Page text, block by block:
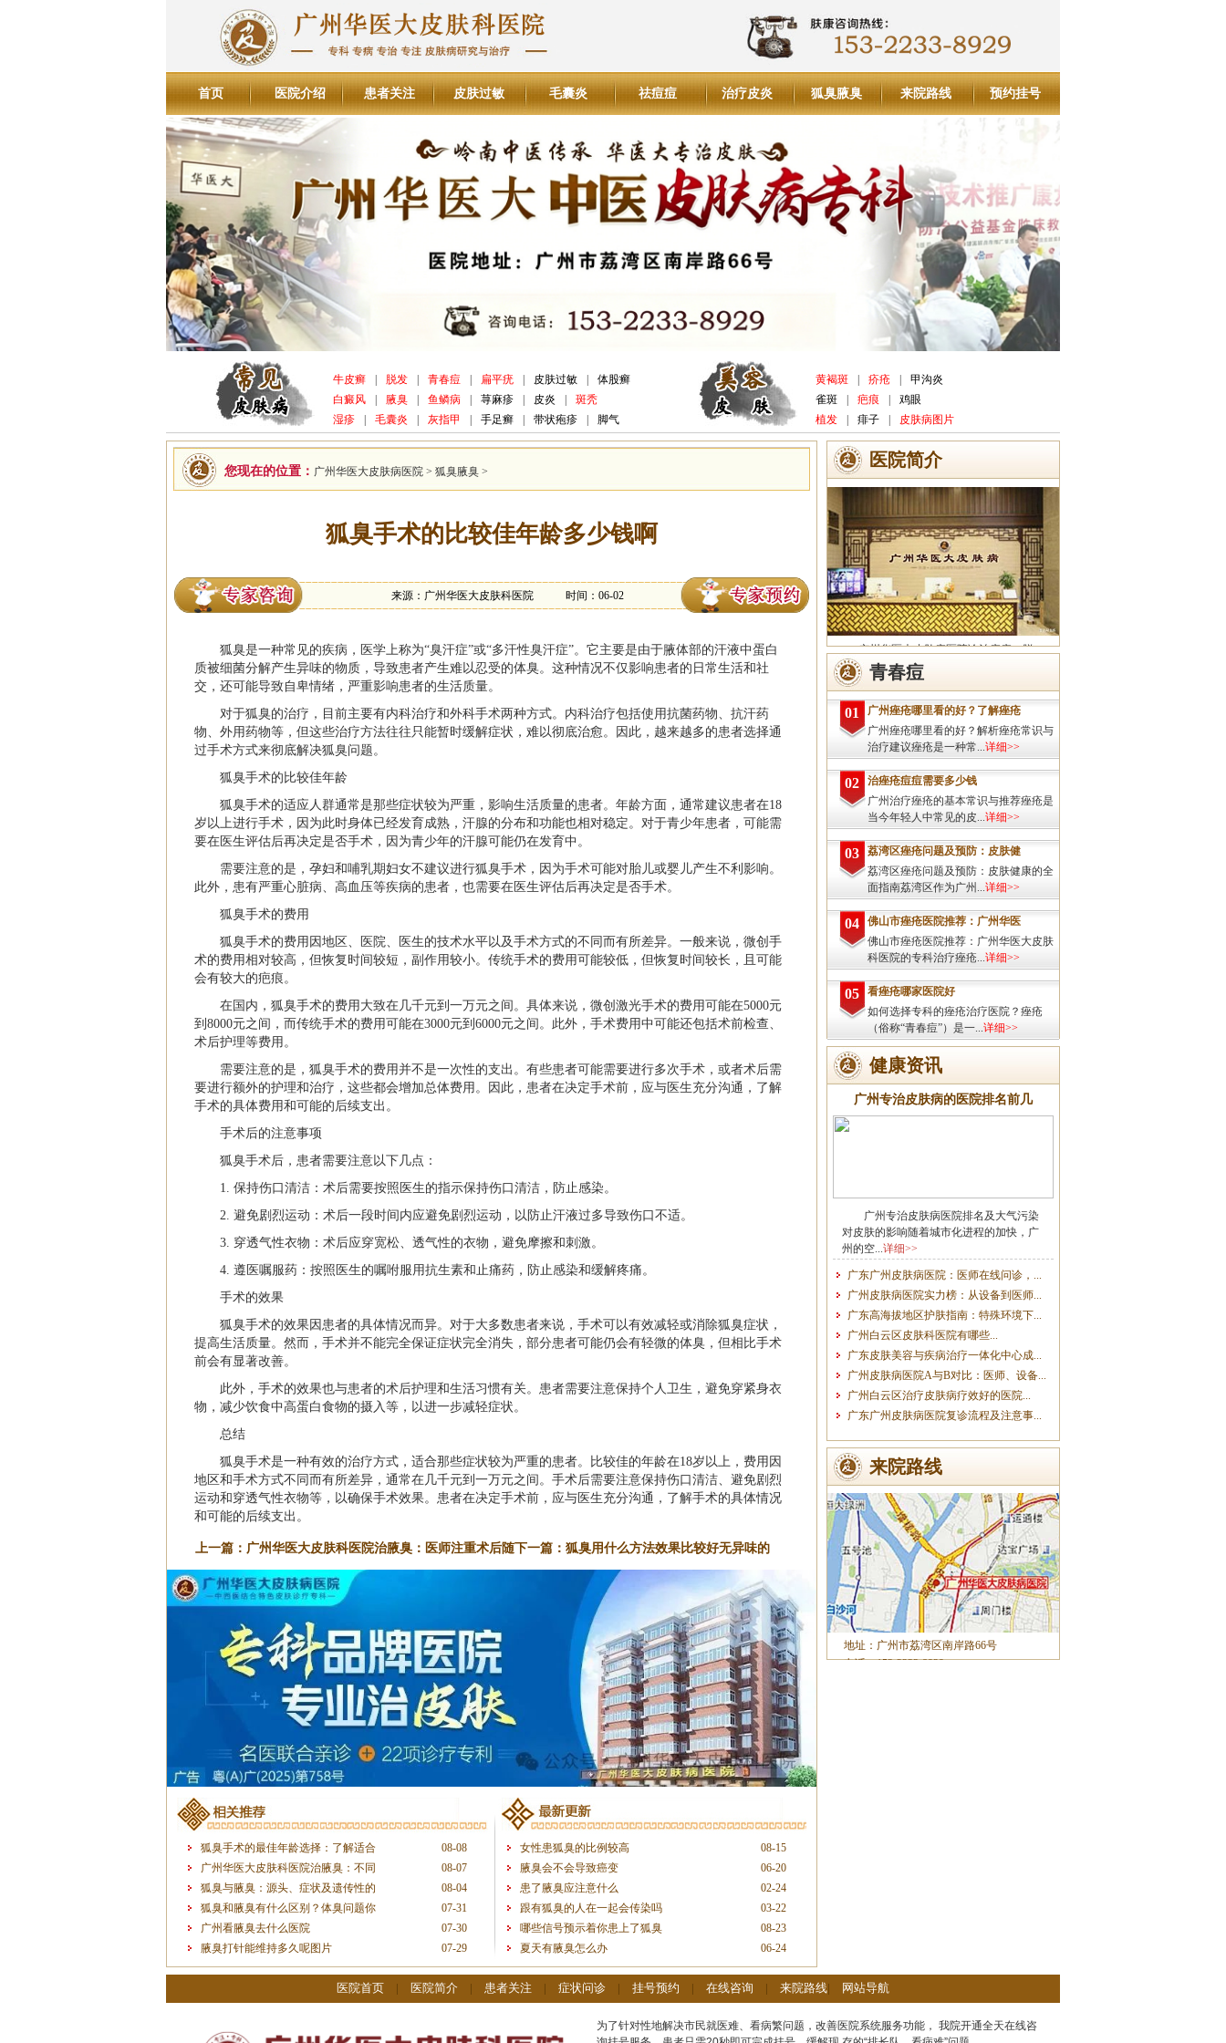
首页 医院介绍 患者关注 皮肤过敏 毛囊炎 祛痘痘 治疗皮炎 狐臭腋臭 来院路线 预约挂号
牛皮癣 脱发 青春痘 扁平疣 皮肤过敏
体股癣
白癜风
腋臭 鱼鳞病 荨麻疹 皮炎
斑秃
湿疹
毛囊炎 灰指甲 手足癣 带状疱疹 脚气
黄褐斑 疥疮
甲沟炎
雀斑
疤痕
鸡眼
植发
痱子 皮肤病图片
您现在的位置： 广州华医大皮肤病医院 > 狐臭腋臭 >
狐臭手术的比较佳年龄多少钱啊
来源：广州华医大皮肤科医院 时间：06-02
狐臭是一种常见的疾病，医学上称为“臭汗症”或“多汗性臭汗症”。它主要是由于腋体部的汗液中蛋白
质被细菌分解产生异味的物质，导致患者产生难以忍受的体臭。这种情况不仅影响患者的日常生活和社
交，还可能导致自卑情绪，严重影响患者的生活质量。
对于狐臭的治疗，目前主要有内科治疗和外科手术两种方式。内科治疗包括使用抗菌药物、抗汗药
物、外用药物等，但这些治疗方法往往只能暂时缓解症状，难以彻底治愈。因此，越来越多的患者选择通
过手术方式来彻底解决狐臭问题。
狐臭手术的比较佳年龄
狐臭手术的适应人群通常是那些症状较为严重，影响生活质量的患者。年龄方面，通常建议患者在18
岁以上进行手术，因为此时身体已经发育成熟，汗腺的分布和功能也相对稳定。对于青少年患者，可能需
要在医生评估后再决定是否手术，因为青少年的汗腺可能仍在发育中。
需要注意的是，孕妇和哺乳期妇女不建议进行狐臭手术，因为手术可能对胎儿或婴儿产生不利影响。
此外，患有严重心脏病、高血压等疾病的患者，也需要在医生评估后再决定是否手术。
狐臭手术的费用
狐臭手术的费用因地区、医院、医生的技术水平以及手术方式的不同而有所差异。一般来说，微创手
术的费用相对较高，但恢复时间较短，副作用较小。传统手术的费用可能较低，但恢复时间较长，且可能
会有较大的疤痕。
在国内，狐臭手术的费用大致在几千元到一万元之间。具体来说，微创激光手术的费用可能在5000元
到8000元之间，而传统手术的费用可能在3000元到6000元之间。此外，手术费用中可能还包括术前检查、
术后护理等费用。
需要注意的是，狐臭手术的费用并不是一次性的支出。有些患者可能需要进行多次手术，或者术后需
要进行额外的护理和治疗，这些都会增加总体费用。因此，患者在决定手术前，应与医生充分沟通，了解
手术的具体费用和可能的后续支出。
手术后的注意事项
狐臭手术后，患者需要注意以下几点：
1. 保持伤口清洁：术后需要按照医生的指示保持伤口清洁，防止感染。
2. 避免剧烈运动：术后一段时间内应避免剧烈运动，以防止汗液过多导致伤口不适。
3. 穿透气性衣物：术后应穿宽松、透气性的衣物，避免摩擦和刺激。
4. 遵医嘱服药：按照医生的嘱咐服用抗生素和止痛药，防止感染和缓解疼痛。
手术的效果
狐臭手术的效果因患者的具体情况而异。对于大多数患者来说，手术可以有效减轻或消除狐臭症状，
提高生活质量。然而，手术并不能完全保证症状完全消失，部分患者可能仍会有轻微的体臭，但相比手术
前会有显著改善。
此外，手术的效果也与患者的术后护理和生活习惯有关。患者需要注意保持个人卫生，避免穿紧身衣
物，减少饮食中高蛋白食物的摄入等，以进一步减轻症状。
总结
狐臭手术是一种有效的治疗方式，适合那些症状较为严重的患者。比较佳的年龄在18岁以上，费用因
地区和手术方式不同而有所差异，通常在几千元到一万元之间。手术后需要注意保持伤口清洁、避免剧烈
运动和穿透气性衣物等，以确保手术效果。患者在决定手术前，应与医生充分沟通，了解手术的具体情况
和可能的后续支出。
下一篇： 狐臭用什么方法效果比较好无异味的
上一篇： 广州华医大皮肤科医院治腋臭：医师注重术后随
访，保障疗效
08-08
狐臭手术的最佳年龄选择：了解适合
08-07
广州华医大皮肤科医院治腋臭：不同
08-04
狐臭与腋臭：源头、症状及遗传性的
07-31
狐臭和腋臭有什么区别？体臭问题你
07-30
广州看腋臭去什么医院
07-29
腋臭打针能维持多久呢图片
08-15
女性患狐臭的比例较高
06-20
腋臭会不会导致癌变
02-24
患了腋臭应注意什么
03-22
跟有狐臭的人在一起会传染吗
08-23
哪些信号预示着你患上了狐臭
06-24
夏天有腋臭怎么办
医院简介
广州华医大皮肤病医院诊治痤疮、脱
发、灰指甲、荨麻疹、湿疹、皮炎、斑秃、
皮肤过敏、扁平疣、带状疱疹、皮肤瘙痒、
皮肤过敏等皮肤疾病的治疗方面...详细>>
青春痘
01
广州痤疮哪里看的好？了解痤疮
广州痤疮哪里看的好？解析痤疮常识与
治疗建议痤疮是一种常...详细>>
02
治痤疮痘痘需要多少钱
广州治疗痤疮的基本常识与推荐痤疮是
当今年轻人中常见的皮...详细>>
03
荔湾区痤疮问题及预防：皮肤健
荔湾区痤疮问题及预防：皮肤健康的全
面指南荔湾区作为广州...详细>>
04
佛山市痤疮医院推荐：广州华医
佛山市痤疮医院推荐：广州华医大皮肤
科医院的专科治疗痤疮...详细>>
05
看痤疮哪家医院好
如何选择专科的痤疮治疗医院？痤疮
（俗称“青春痘”）是一...详细>>
健康资讯
广州专治皮肤病的医院排名前几
广州专治皮肤病医院排名及大气污染
对皮肤的影响随着城市化进程的加快，广
州的空...详细>>
广东广州皮肤病医院：医师在线问诊，...
广州皮肤病医院实力榜：从设备到医师...
广东高海拔地区护肤指南：特殊环境下...
广州白云区皮肤科医院有哪些...
广东皮肤美容与疾病治疗一体化中心成...
广州皮肤病医院A与B对比：医师、设备...
广州白云区治疗皮肤病疗效好的医院...
广东广州皮肤病医院复诊流程及注意事...
来院路线
地址：广州市荔湾区南岸路66号
电话：153-2233-8929
医院首页 | 医院简介 | 患者关注 | 症状问诊 | 挂号预约 | 在线咨询 | 来院路线| 网站导航
为了针对性地解决市民就医难、看病繁问题，改善医院系统服务功能， 我院开通全天在线咨